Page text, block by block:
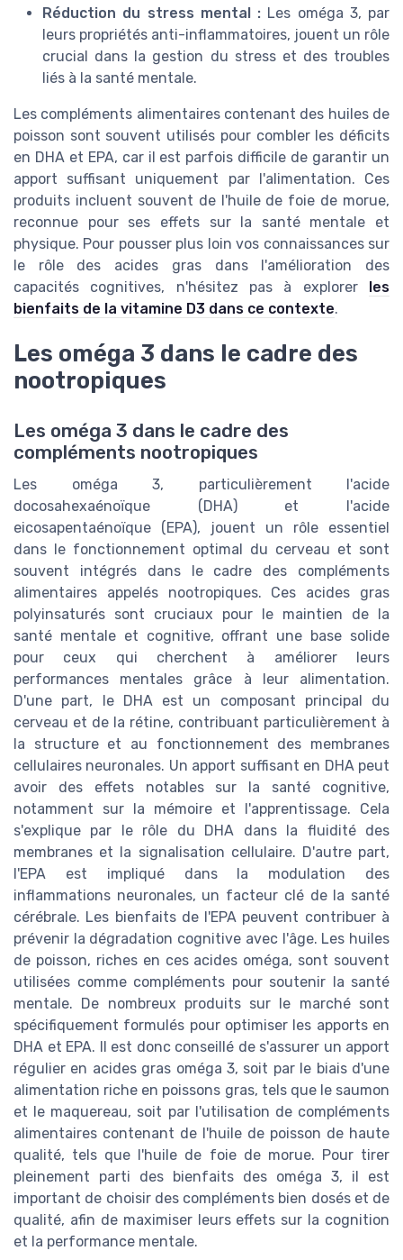
Réduction du stress mental : Les oméga 3, par
leurs propriétés anti-inflammatoires, jouent un rôle
crucial dans la gestion du stress et des troubles
liés à la santé mentale.
Les compléments alimentaires contenant des huiles de
poisson sont souvent utilisés pour combler les déficits
en DHA et EPA, car il est parfois difficile de garantir un
apport suffisant uniquement par l'alimentation. Ces
produits incluent souvent de l'huile de foie de morue,
reconnue pour ses effets sur la santé mentale et
physique. Pour pousser plus loin vos connaissances sur
le rôle des acides gras dans l'amélioration des
capacités cognitives, n'hésitez pas à explorer les
bienfaits de la vitamine D3 dans ce contexte.
Les oméga 3 dans le cadre des
nootropiques
Les oméga 3 dans le cadre des
compléments nootropiques
Les oméga 3, particulièrement l'acide
docosahexaénoïque (DHA) et l'acide
eicosapentaénoïque (EPA), jouent un rôle essentiel
dans le fonctionnement optimal du cerveau et sont
souvent intégrés dans le cadre des compléments
alimentaires appelés nootropiques. Ces acides gras
polyinsaturés sont cruciaux pour le maintien de la
santé mentale et cognitive, offrant une base solide
pour ceux qui cherchent à améliorer leurs
performances mentales grâce à leur alimentation.
D'une part, le DHA est un composant principal du
cerveau et de la rétine, contribuant particulièrement à
la structure et au fonctionnement des membranes
cellulaires neuronales. Un apport suffisant en DHA peut
avoir des effets notables sur la santé cognitive,
notamment sur la mémoire et l'apprentissage. Cela
s'explique par le rôle du DHA dans la fluidité des
membranes et la signalisation cellulaire. D'autre part,
l'EPA est impliqué dans la modulation des
inflammations neuronales, un facteur clé de la santé
cérébrale. Les bienfaits de l'EPA peuvent contribuer à
prévenir la dégradation cognitive avec l'âge. Les huiles
de poisson, riches en ces acides oméga, sont souvent
utilisées comme compléments pour soutenir la santé
mentale. De nombreux produits sur le marché sont
spécifiquement formulés pour optimiser les apports en
DHA et EPA. Il est donc conseillé de s'assurer un apport
régulier en acides gras oméga 3, soit par le biais d'une
alimentation riche en poissons gras, tels que le saumon
et le maquereau, soit par l'utilisation de compléments
alimentaires contenant de l'huile de poisson de haute
qualité, tels que l'huile de foie de morue. Pour tirer
pleinement parti des bienfaits des oméga 3, il est
important de choisir des compléments bien dosés et de
qualité, afin de maximiser leurs effets sur la cognition
et la performance mentale.